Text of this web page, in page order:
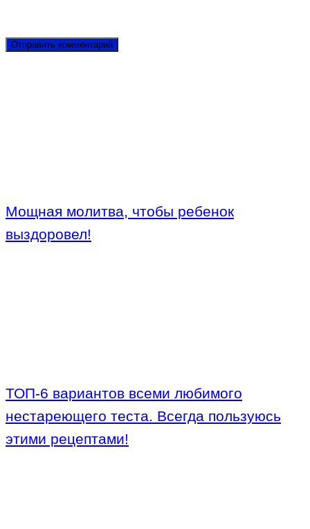
Мощная молитва, чтобы ребенок
выздоровел!
ТОП-6 вариантов всеми любимого
нестареющего теста. Всегда пользуюсь
этими рецептами!